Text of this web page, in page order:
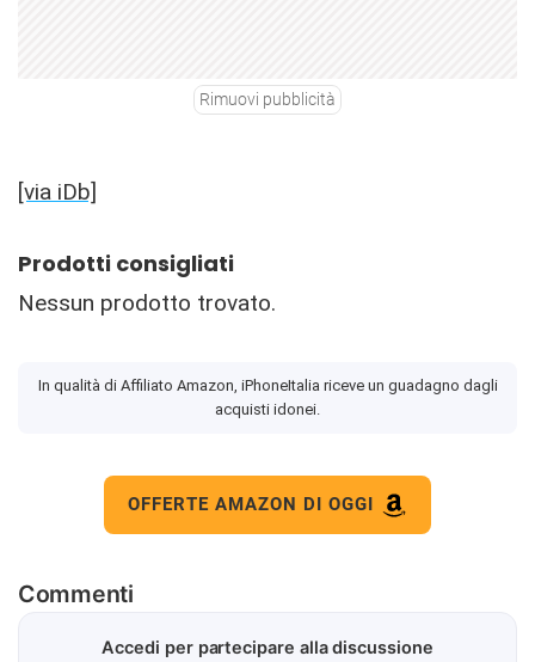
Rimuovi pubblicità
[via iDb]
Prodotti consigliati
Nessun prodotto trovato.
In qualità di Affiliato Amazon, iPhoneItalia riceve un guadagno dagli
acquisti idonei.
OFFERTE AMAZON DI OGGI
Commenti
Accedi per partecipare alla discussione